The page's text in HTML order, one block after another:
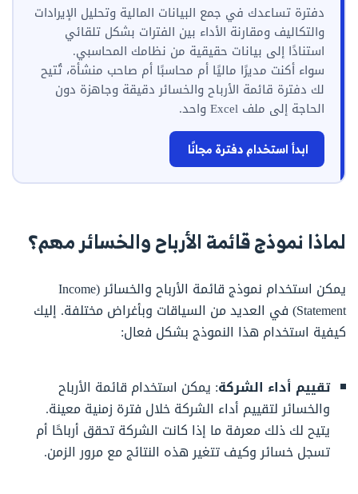
دفترة تساعدك في جمع البيانات المالية وتحليل الإيرادات
والتكاليف ومقارنة الأداء بين الفترات بشكل تلقائي
استنادًا إلى بيانات حقيقية من نظامك المحاسبي.
سواء أكنت مديرًا ماليًا أم محاسبًا أم صاحب منشأة، تُتيح
لك دفترة قائمة الأرباح والخسائر دقيقة وجاهزة دون
الحاجة إلى ملف Excel واحد.
ابدأ استخدام دفترة مجانًا
لماذا نموذج قائمة الأرباح والخسائر مهم؟
يمكن استخدام نموذج قائمة الأرباح والخسائر (Income
Statement) في العديد من السياقات وبأغراض مختلفة. إليك
كيفية استخدام هذا النموذج بشكل فعال:
تقييم أداء الشركة: يمكن استخدام قائمة الأرباح
والخسائر لتقييم أداء الشركة خلال فترة زمنية معينة.
يتيح لك ذلك معرفة ما إذا كانت الشركة تحقق أرباحًا أم
تسجل خسائر وكيف تتغير هذه النتائج مع مرور الزمن.